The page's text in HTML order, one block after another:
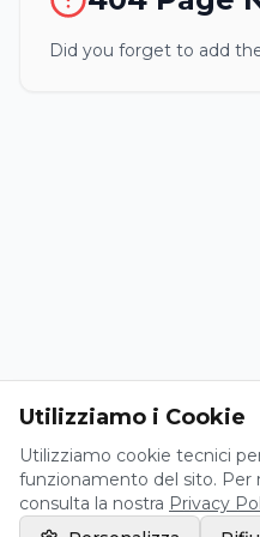
Did you forget to add
Utilizziamo i Cookie
Utilizziamo cookie tecnici
funzionamento del sito. Per
consulta la nostra Privacy